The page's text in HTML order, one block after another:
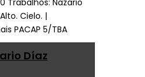
Díaz